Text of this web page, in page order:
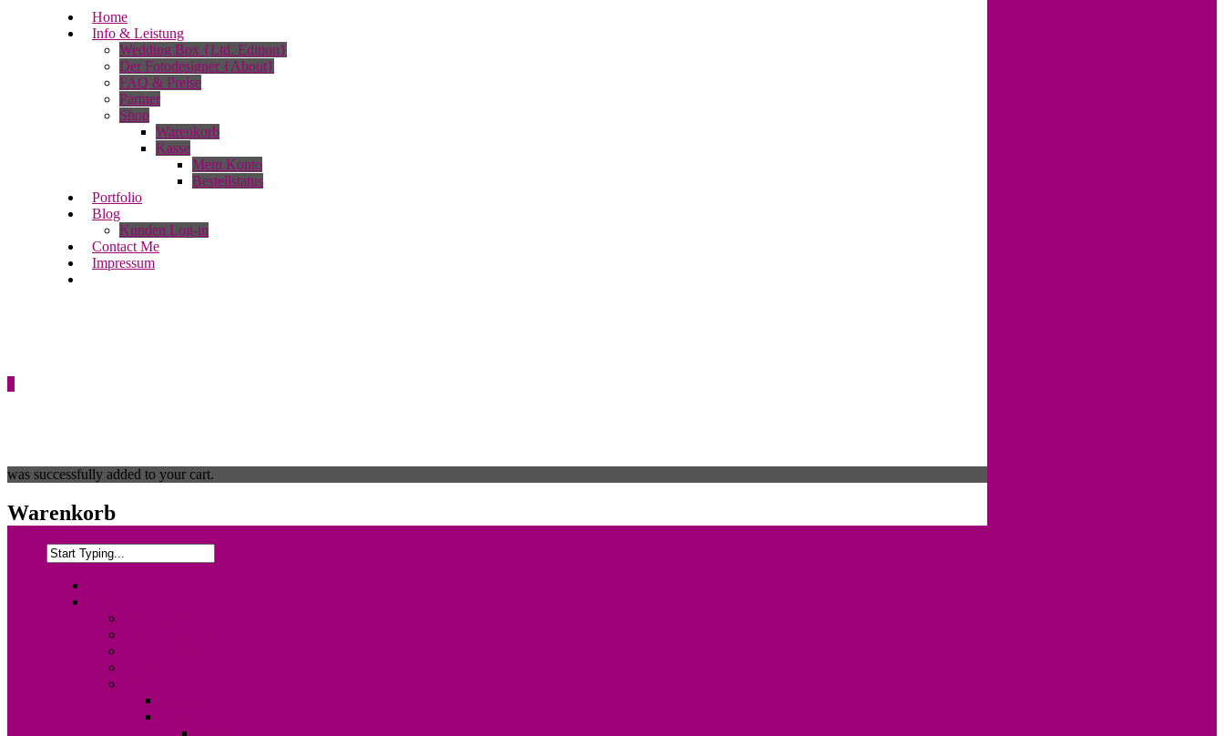
Home
Info & Leistung
Wedding Box {Ltd. Edition}
Der Fotodesigner {About}
FAQ & Preise
Partner
Shop
Warenkorb
Kasse
Mein Konto
Bestellstatus
Portfolio
Blog
Kunden Log-in
Contact Me
Impressum
was successfully added to your cart.
Warenkorb